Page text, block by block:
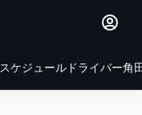
スケジュール ドライバー角